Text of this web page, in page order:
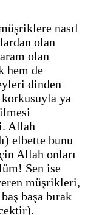
nasıl
olan
olan
hem de
dinden
ya
Allah
elbette bunu
Allah onları
Sen ise
müşrikleri,
başa bırak
.